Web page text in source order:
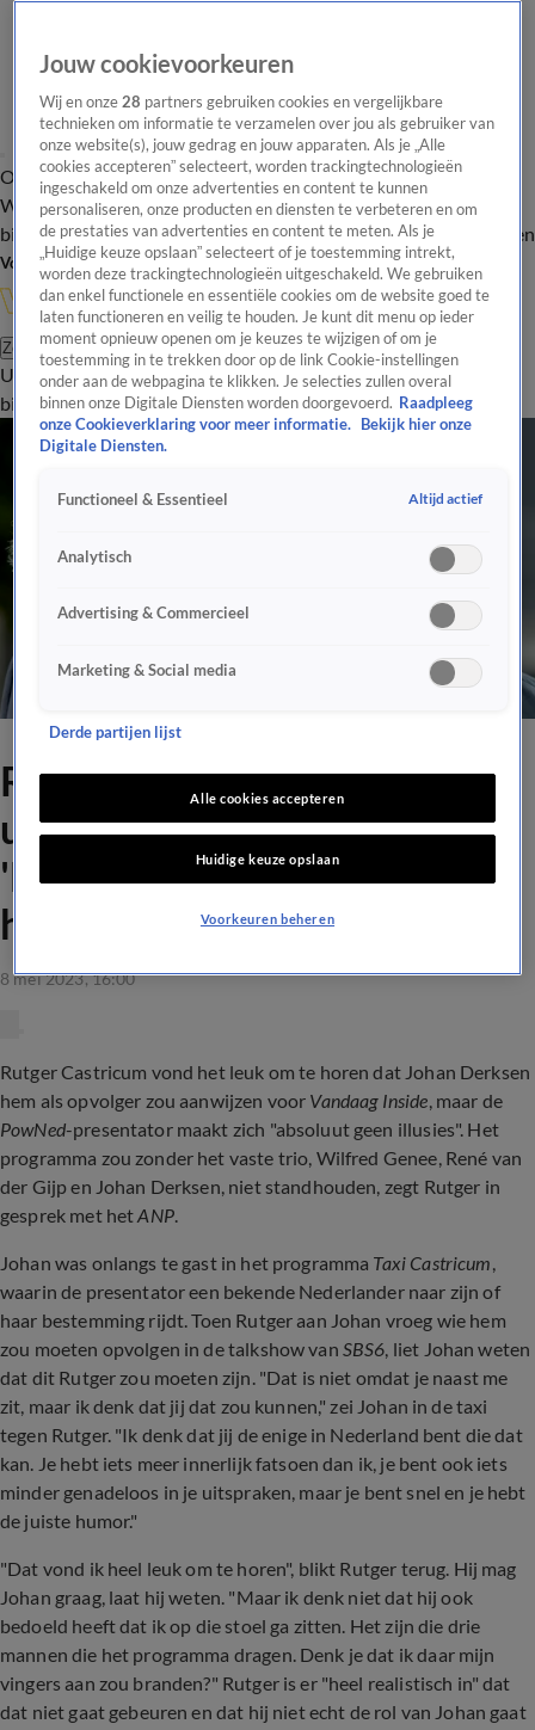
Overzicht Onze programma's Uitzendingen Onze gezichten
In de
WandelgangenInterviewsUitzending
bijwonenPodcastShopVeelgestelde vragenKijkersvraag insturen
Volg Vandaag Inside
Zoeken
UitzendingenVandaag InsideDe OranjezomerShopUitzending
bijwonen
Rutger Castricum over
uitspraken Johan Derksen:
'Dat vond ik heel leuk om te
horen'
8 mei 2023, 16:00
Rutger Castricum vond het leuk om te horen dat Johan Derksen
hem als opvolger zou aanwijzen voor Vandaag Inside, maar de
PowNed-presentator maakt zich "absoluut geen illusies". Het
programma zou zonder het vaste trio, Wilfred Genee, René van
der Gijp en Johan Derksen, niet standhouden, zegt Rutger in
gesprek met hetANP.
Johan was onlangs te gast in het programma Taxi Castricum,
waarin de presentator een bekende Nederlander naar zijn of
haar bestemming rijdt. Toen Rutger aan Johan vroeg wie hem
zou moeten opvolgen in de talkshow van SBS6, liet Johan weten
dat dit Rutger zou moeten zijn. "Dat is niet omdat je naast me
zit, maar ik denk dat jij dat zou kunnen," zei Johan in de taxi
tegen Rutger. "Ik denk dat jij de enige in Nederland bent die dat
kan. Je hebt iets meer innerlijk fatsoen dan ik, je bent ook iets
minder genadeloos in je uitspraken, maar je bent snel en je hebt
de juiste humor."
"Dat vond ik heel leuk om te horen", blikt Rutger terug. Hij mag
Johan graag, laat hij weten. "Maar ik denk niet dat hij ook
bedoeld heeft dat ik op die stoel ga zitten. Het zijn die drie
mannen die het programma dragen. Denk je dat ik daar mijn
vingers aan zou branden?" Rutger is er "heel realistisch in" dat
dat niet gaat gebeuren en dat hij niet echt de rol van Johan gaat
Jouw cookievoorkeuren
Wij en onze28 partners gebruiken cookies en vergelijkbare
technieken om informatie te verzamelen over jou als gebruiker van
onze website(s), jouw gedrag en jouw apparaten. Als je „Alle
cookies accepteren” selecteert, worden trackingtechnologieën
ingeschakeld om onze advertenties en content te kunnen
personaliseren, onze producten en diensten te verbeteren en om
de prestaties van advertenties en content te meten. Als je
„Huidige keuze opslaan” selecteert of je toestemming intrekt,
worden deze trackingtechnologieën uitgeschakeld. We gebruiken
dan enkel functionele en essentiële cookies om de website goed te
laten functioneren en veilig te houden. Je kunt dit menu op ieder
moment opnieuw openen om je keuzes te wijzigen of om je
toestemming in te trekken door op de link Cookie-instellingen
onder aan de webpagina te klikken. Je selecties zullen overal
binnen onze Digitale Diensten worden doorgevoerd. Raadpleeg
onze Cookieverklaring voor meer informatie.
Bekijk hier onze
Digitale Diensten.
Functioneel & Essentieel Altijd actief
Analytisch
Advertising & Commercieel
Marketing & Social media
Derde partijen lijst
Alle cookies accepteren
Huidige keuze opslaan
Voorkeuren beheren